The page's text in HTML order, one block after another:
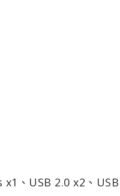
、USB 2.0 x2、